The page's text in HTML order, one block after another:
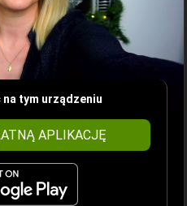
tym urządzeniu
APLIKACJĘ